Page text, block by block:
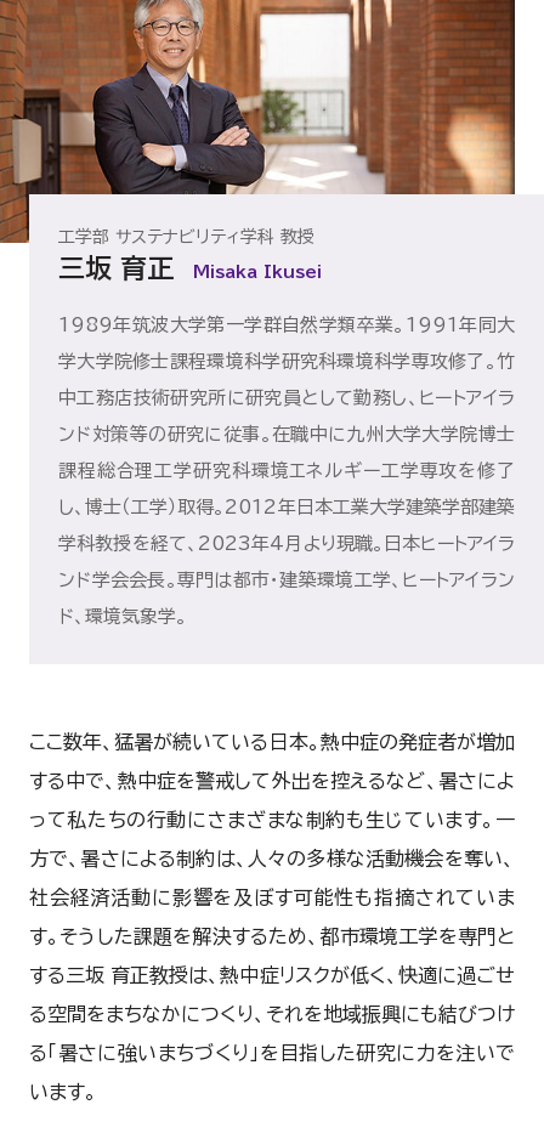
工学部 サステナビリティ学科 教授
三坂 育正 Misaka Ikusei
1989年筑波大学第一学群自然学類卒業。1991年同大
学大学院修士課程環境科学研究科環境科学専攻修了。竹
中工務店技術研究所に研究員として勤務し、ヒートアイラ
ンド対策等の研究に従事。在職中に九州大学大学院博士
課程総合理工学研究科環境エネルギー工学専攻を修了
し、博士（工学）取得。2012年日本工業大学建築学部建築
学科教授を経て、2023年4月より現職。日本ヒートアイラ
ンド学会会長。専門は都市・建築環境工学、ヒートアイラン
ド、環境気象学。
ここ数年、猛暑が続いている日本。熱中症の発症者が増加
する中で、熱中症を警戒して外出を控えるなど、暑さによ
って私たちの行動にさまざまな制約も生じています。一
方で、暑さによる制約は、人々の多様な活動機会を奪い、
社会経済活動に影響を及ぼす可能性も指摘されていま
す。そうした課題を解決するため、都市環境工学を専門と
する三坂 育正教授は、熱中症リスクが低く、快適に過ごせ
る空間をまちなかにつくり、それを地域振興にも結びつけ
る「暑さに強いまちづくり」を目指した研究に力を注いで
います。
看護学研究所
教養教育リサーチセンター
国際総合研究所